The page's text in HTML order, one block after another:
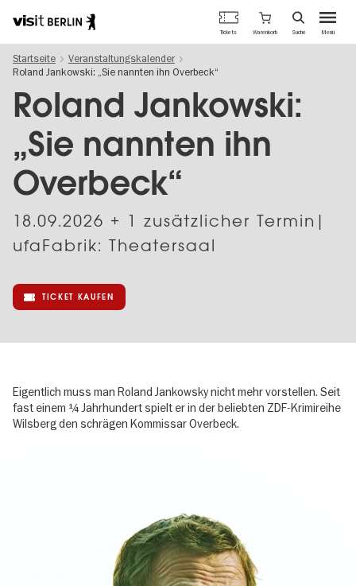
zum
Inhalt
Berlins
offizielles
Tourismusportal
Menü
Tickets Warenkorb Suche
Startseite
Veranstaltungskalender
Roland Jankowski: „Sie nannten ihn Overbeck“
Roland Jankowski:
„Sie nannten ihn
Overbeck“
18.09.2026 + 1 zusätzlicher Termin|
ufaFabrik: Theatersaal
TICKET KAUFEN
Eigentlich muss man Roland Jankowsky nicht mehr vorstellen. Seit
fast einem ¼ Jahrhundert spielt er in der beliebten ZDF-Krimireihe
Wilsberg den schrägen Kommissar Overbeck.